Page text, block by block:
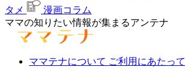
タメ
漫画コラム
ママの知りたい情報が集まるアンテナ
ママテナについて ご利用にあたって